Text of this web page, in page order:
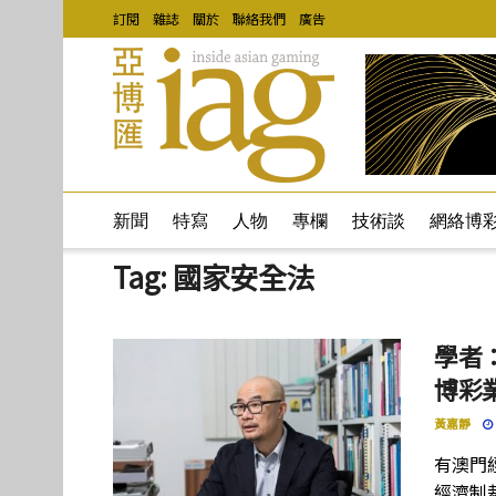
訂閱 雜誌 關於 聯絡我們 廣告
新聞 特寫 人物 專欄 技術談 網絡博
Tag: 國家安全法
學者
博彩
黃嘉靜
有澳門